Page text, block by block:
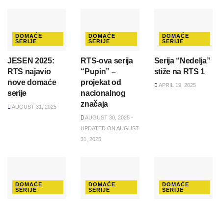
DOMAĆE
SERIJE
JESEN 2025:
RTS najavio
nove domaće
serije
AUGUST 31, 2025
DOMAĆE
SERIJE
RTS-ova serija
“Pupin” –
projekat od
nacionalnog
značaja
AUGUST 30, 2025 -
UPDATED ON AUGUST
31, 2025
DOMAĆE
SERIJE
Serija “Nedelja”
stiže na RTS 1
APRIL 19, 2025
DOMAĆE
SERIJE
DOMAĆE
SERIJE
DOMAĆE
SERIJE